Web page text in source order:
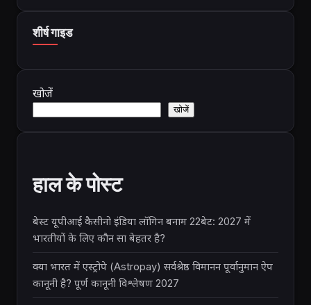
शीर्ष गाइड
खोजें
खोजें
हाल के पोस्ट
बेस्ट यूपीआई कैसीनो इंडिया लॉगिन बनाम 22बेट: 2027 में
भारतीयों के लिए कौन सा बेहतर है?
क्या भारत में एस्ट्रोपे (Astropay) सर्वश्रेष्ठ विमानन पूर्वानुमान ऐप
कानूनी है? पूर्ण कानूनी विश्लेषण 2027